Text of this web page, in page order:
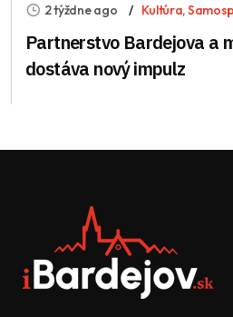
2 týždne ago Kultúra,
Partnerstvo Bardejova a
dostáva nový impulz